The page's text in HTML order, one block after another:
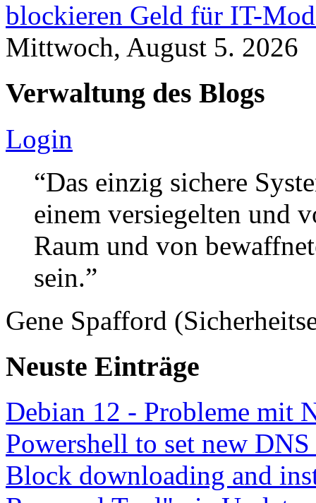
blockieren Geld für IT-
Mittwoch, August 5. 2026
Verwaltung des Blogs
Login
“Das einzig sichere
einem versiegelten und
Raum und von
sein.”
Gene Spafford
Neuste Einträge
Debian 12 - Probleme mit
Powershell to set new
Block downloading and